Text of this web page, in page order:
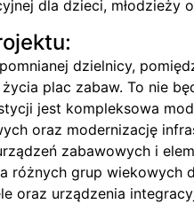
dla dzieci, młodzieży
dzielnicy,
życia plac zabaw. To nie
jest kompleksowa
oraz modernizację
zabawowych i
różnych grup wiekowych
oraz urządzenia